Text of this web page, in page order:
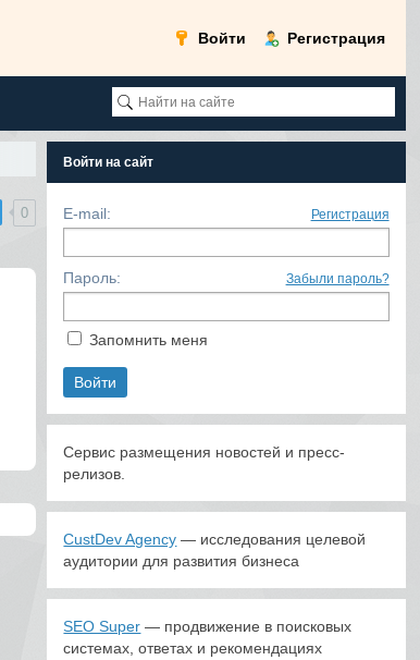
Войти Регистрация
0
Войти на сайт
E-mail: Регистрация
Пароль: Забыли пароль?
Запомнить меня
Сервис размещения новостей и пресс-
релизов.
CustDev Agency — исследования целевой
аудитории для развития бизнеса
SEO Super — продвижение в поисковых
системах, ответах и рекомендациях